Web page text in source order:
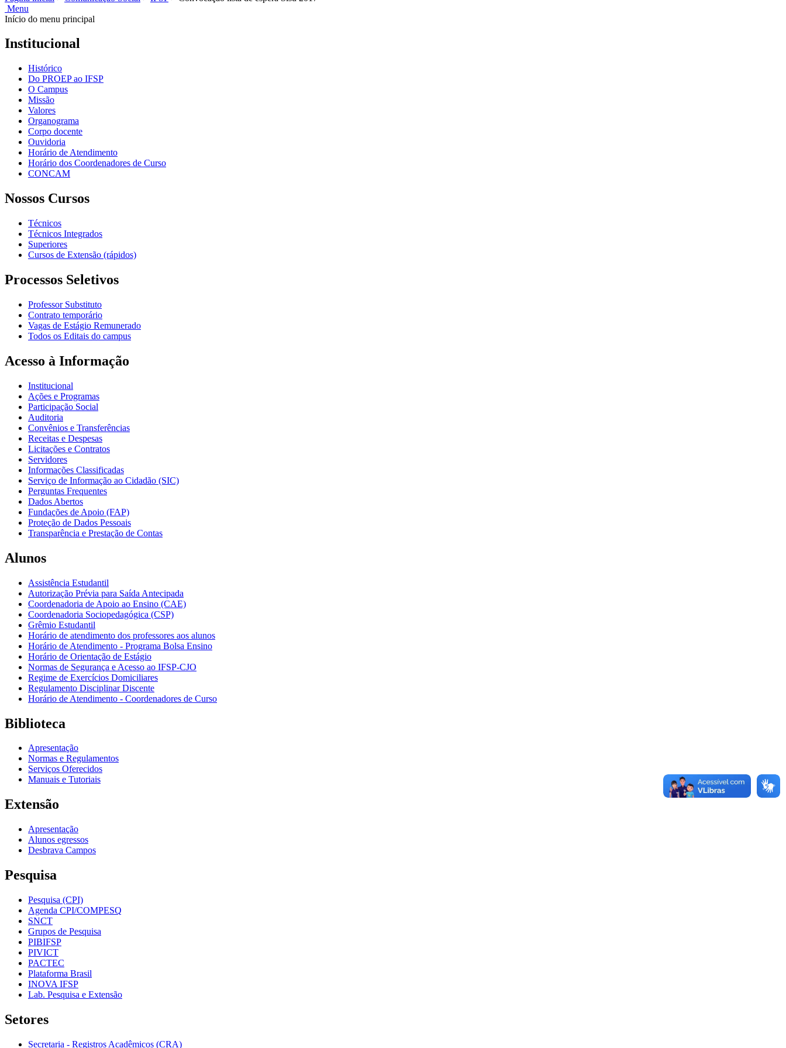
Menu
Início do menu principal
Institucional
Histórico
Do PROEP ao IFSP
O Campus
Missão
Valores
Organograma
Corpo docente
Ouvidoria
Horário de Atendimento
Horário dos Coordenadores de Curso
CONCAM
Nossos Cursos
Técnicos
Técnicos Integrados
Superiores
Cursos de Extensão (rápidos)
Processos Seletivos
Professor Substituto
Contrato temporário
Vagas de Estágio Remunerado
Todos os Editais do campus
Acesso à Informação
Institucional
Ações e Programas
Participação Social
Auditoria
Convênios e Transferências
Receitas e Despesas
Licitações e Contratos
Servidores
Informações Classificadas
Serviço de Informação ao Cidadão (SIC)
Perguntas Frequentes
Dados Abertos
Fundações de Apoio (FAP)
Proteção de Dados Pessoais
Transparência e Prestação de Contas
Alunos
Assistência Estudantil
Autorização Prévia para Saída Antecipada
Coordenadoria de Apoio ao Ensino (CAE)
Coordenadoria Sociopedagógica (CSP)
Grêmio Estudantil
Horário de atendimento dos professores aos alunos
Horário de Atendimento - Programa Bolsa Ensino
Horário de Orientação de Estágio
Normas de Segurança e Acesso ao IFSP-CJO
Regime de Exercícios Domiciliares
Regulamento Disciplinar Discente
Horário de Atendimento - Coordenadores de Curso
Biblioteca
Apresentação
Normas e Regulamentos
Serviços Oferecidos
Manuais e Tutoriais
Extensão
Apresentação
Alunos egressos
Desbrava Campos
Pesquisa
Pesquisa (CPI)
Agenda CPI/COMPESQ
SNCT
Grupos de Pesquisa
PIBIFSP
PIVICT
PACTEC
Plataforma Brasil
INOVA IFSP
Lab. Pesquisa e Extensão
Setores
Secretaria - Registros Acadêmicos (CRA)